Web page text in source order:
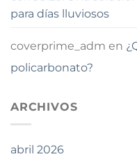
para días lluviosos
coverprime_adm en
policarbonato?
ARCHIVOS
abril 2026